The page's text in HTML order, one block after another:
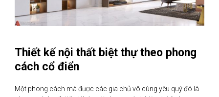
Thiết kế nội thất biệt thự theo phong
cách cổ điển
Một phong cách mà được các gia chủ vô cùng yêu quý đó là